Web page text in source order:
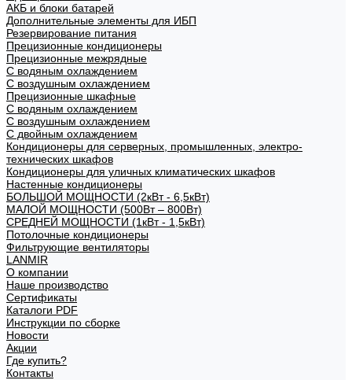
АКБ и блоки батарей
Дополнительные элементы для ИБП
Резервирование питания
Прецизионные кондиционеры
Прецизионные межрядные
С водяным охлаждением
С воздушным охлаждением
Прецизионные шкафные
С водяным охлаждением
С воздушным охлаждением
С двойным охлаждением
Кондиционеры для серверных, промышленных, электро-
технических шкафов
Кондиционеры для уличных климатических шкафов
Настенные кондиционеры
БОЛЬШОЙ МОЩНОСТИ (2кВт - 6,5кВт)
МАЛОЙ МОЩНОСТИ (500Вт – 800Вт)
СРЕДНЕЙ МОЩНОСТИ (1кВт - 1,5кВт)
Потолочные кондиционеры
Фильтрующие вентиляторы
LANMIR
О компании
Наше производство
Сертификаты
Каталоги PDF
Инструкции по сборке
Новости
Акции
Где купить?
Контакты